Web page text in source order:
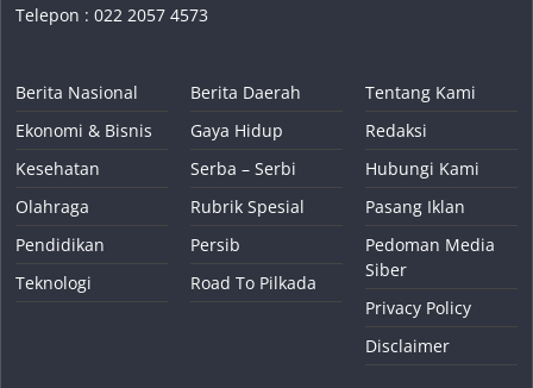
Telepon : 022 2057 4573
Berita Nasional
Ekonomi & Bisnis
Kesehatan
Olahraga
Pendidikan
Teknologi
Berita Daerah
Gaya Hidup
Serba – Serbi
Rubrik Spesial
Persib
Road To Pilkada
Tentang Kami
Redaksi
Hubungi Kami
Pasang Iklan
Pedoman Media
Siber
Privacy Policy
Disclaimer